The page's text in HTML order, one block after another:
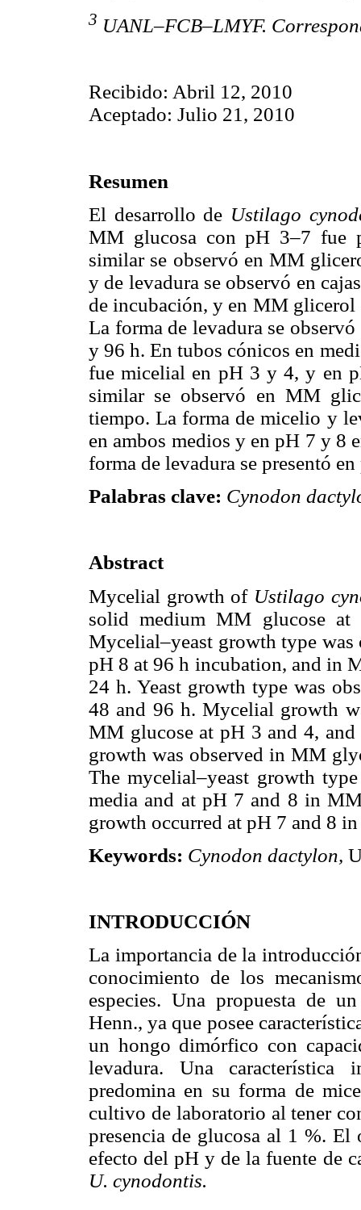
3 UANL–FCB–LMYF.
Recibido: Abril 12, 2010
Aceptado: Julio 21, 2010
Resumen
El desarrollo de Ustilago
MM glucosa con pH 3–7 fue
similar se observó en MM
y de levadura se observó en
de incubación, y en MM glicerol
La forma de levadura se
y 96 h. En tubos cónicos en
fue micelial en pH 3 y 4, y en
similar se observó en MM
tiempo. La forma de micelio y
en ambos medios y en pH 7 y 8
forma de levadura se presentó
Palabras clave: Cynodon
Abstract
Mycelial growth of Ustilago
solid medium MM glucose
Mycelial–yeast growth type
pH 8 at 96 h incubation, and in
24 h. Yeast growth type was
48 and 96 h. Mycelial growth
MM glucose at pH 3 and 4,
growth was observed in MM
The mycelial–yeast growth
media and at pH 7 and 8 in
growth occurred at pH 7 and 8
Keywords: Cynodon dactylon,
INTRODUCCIÓN
La importancia de la
conocimiento de los
especies. Una propuesta de
Henn., ya que posee
un hongo dimórfico con
levadura. Una característica
predomina en su forma de
cultivo de laboratorio al tener
presencia de glucosa al 1 %.
efecto del pH y de la fuente de
U. cynodontis.